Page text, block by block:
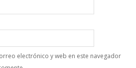
electrónico y web en este navegador